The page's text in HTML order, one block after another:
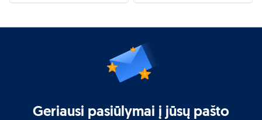
Geriausi pasiūlymai į jūsų pašto